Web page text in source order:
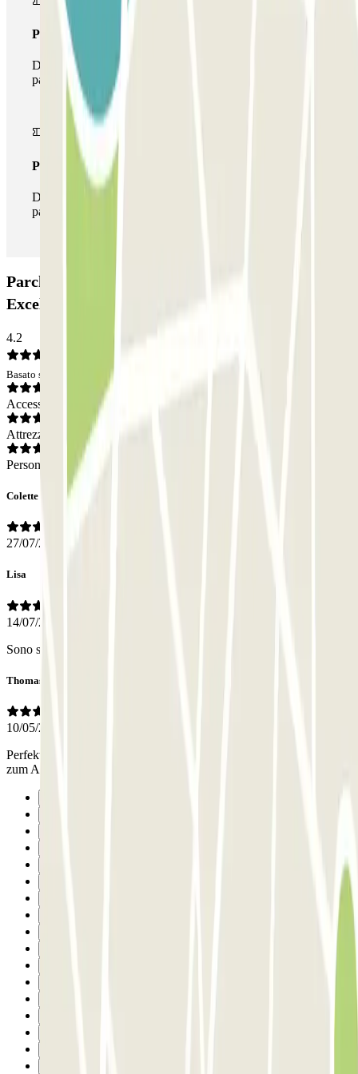
Pass multiparking
Durante il tuo soggiorno potrai usufruire dell'intera rete di
parcheggi disponibili su Parclick.
Pass illlimitato
Durante il tuo soggiorno potrai entrare e uscire dal
parcheggio tutte le volte che vorrai.
Parcheggio MUOVIAMO Palazzuolo (Garage
Excelsior): Opinioni
4.2
Basato su 59 opinioni
Accesso
Attrezzatura
Personale
Colette
27/07/2026
Lisa
14/07/2026
Sono stati molto gentili e disponibili.
Thomas
10/05/2026
Perfekter Ablauf Hatten für 5 Tage gebucht und konnten jederzeit
zum Auto